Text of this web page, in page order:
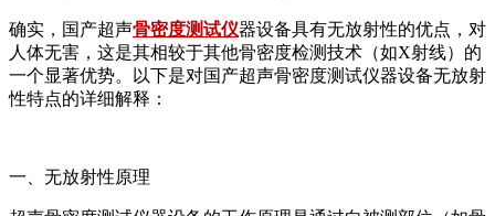
确实，国产超声骨密度测试仪器设备具有无放射性的优点，对
人体无害，这是其相较于其他骨密度检测技术（如X射线）的
一个显著优势。以下是对国产超声骨密度测试仪器设备无放射
性特点的详细解释：
一、无放射性原理